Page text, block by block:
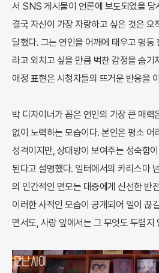
서 SNS 게시물이 언론에 보도되었을 당
결국 자신이 가장 자랑하고 싶은 것은 오
달했다. 그는 연인을 어깨에 태우고 명동
라고 외치고 싶을 만큼 벅찬 감정을 숨기
애정 표현은 시청자들의 뜨거운 반응을
박 디자이너가 꼽은 연인의 가장 큰 매력
없이 노력하는 모습이다. 본인은 평소 어
성격이지만, 상대방이 보여주는 성숙함
된다고 설명했다. 일터에서의 카리스마
의 인간적인 면모는 대중에게 신선한 반
이러한 사적인 모습이 공개되어 일이 끊
면서도, 사랑 앞에서는 그 무엇도 두렵지